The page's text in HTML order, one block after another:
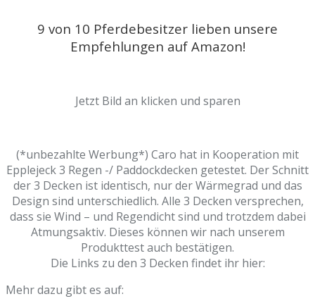
9 von 10 Pferdebesitzer lieben unsere
Empfehlungen auf Amazon!
Jetzt Bild an klicken und sparen
(*unbezahlte Werbung*) Caro hat in Kooperation mit
Epplejeck 3 Regen -/ Paddockdecken getestet. Der Schnitt
der 3 Decken ist identisch, nur der Wärmegrad und das
Design sind unterschiedlich. Alle 3 Decken versprechen,
dass sie Wind – und Regendicht sind und trotzdem dabei
Atmungsaktiv. Dieses können wir nach unserem
Produkttest auch bestätigen.
Die Links zu den 3 Decken findet ihr hier:
Mehr dazu gibt es auf: